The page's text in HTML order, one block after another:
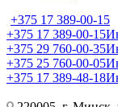
+375 17 389-00-15
+375 17 389-00-15
+375 29 760-00-35
+375 25 760-00-05
+375 17 389-48-18